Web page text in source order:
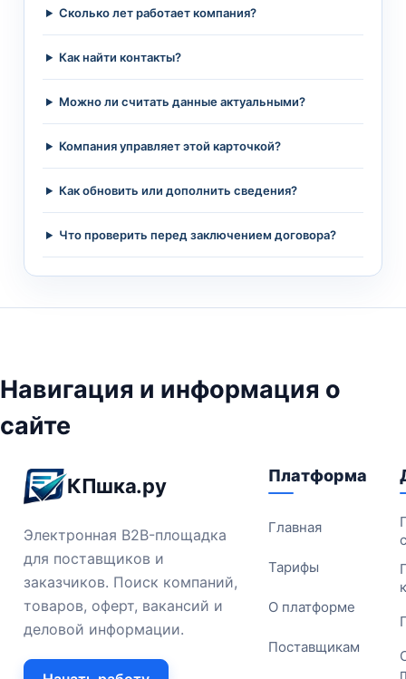
Сколько лет работает компания?
Как найти контакты?
Можно ли считать данные актуальными?
Компания управляет этой карточкой?
Как обновить или дополнить сведения?
Что проверить перед заключением договора?
Навигация и информация о
сайте
КПшка.ру
Электронная B2B-площадка
для поставщиков и
заказчиков. Поиск компаний,
товаров, оферт, вакансий и
деловой информации.
Платформа
Главная
Тарифы
О платформе
Поставщикам